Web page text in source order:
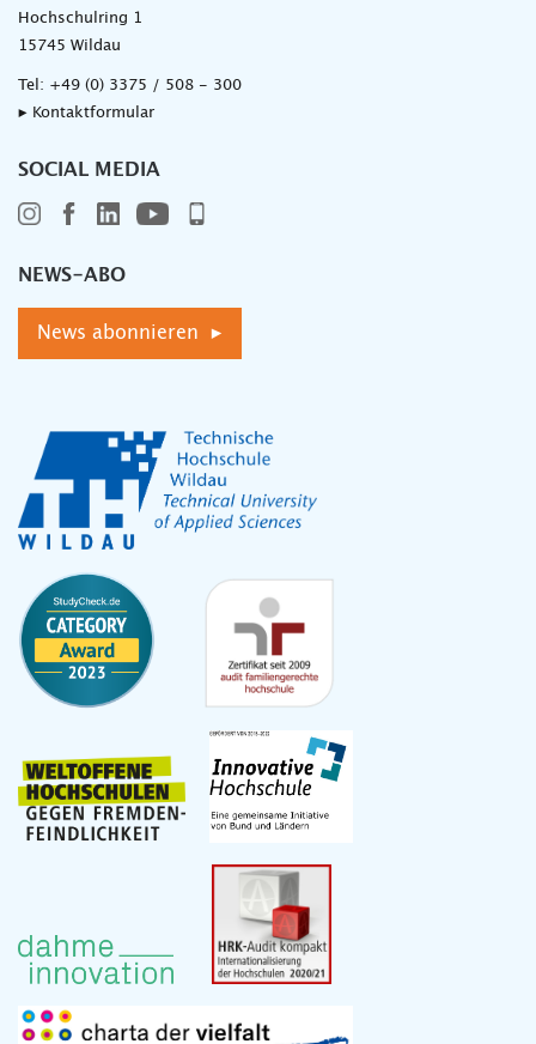
Hochschulring 1
15745 Wildau
Tel: +49 (0) 3375 / 508 - 300
▸ Kontaktformular
SOCIAL MEDIA
NEWS-ABO
News abonnieren ▸